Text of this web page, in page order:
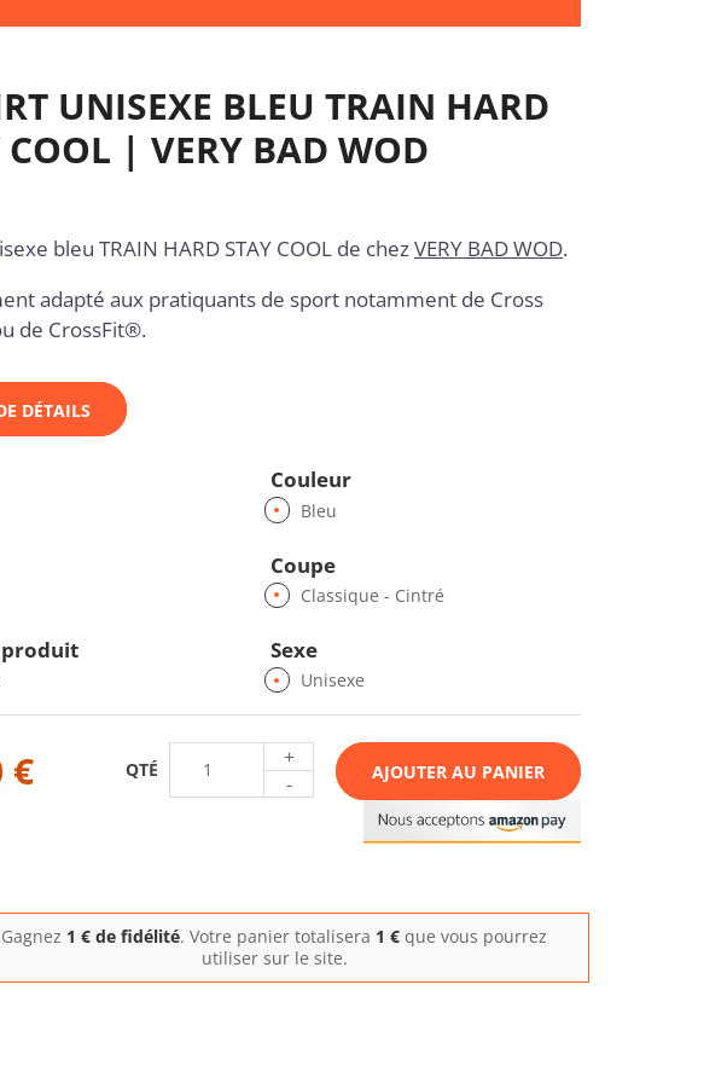
UNISEXE BLEU TRAIN HARD
COOL | VERY BAD WOD
bleu TRAIN HARD STAY COOL de chezVERY BAD WOD.
adapté aux pratiquants de sport notamment de Cross
de CrossFit®.
DÉTAILS
Couleur
Bleu
Coupe
Classique - Cintré
produit Sexe
Unisexe
€ QTÉ
+
-
AJOUTER AU PANIER
Gagnez 1 € de fidélité. Votre panier totalisera 1 € que vous pourrez
utiliser sur le site.